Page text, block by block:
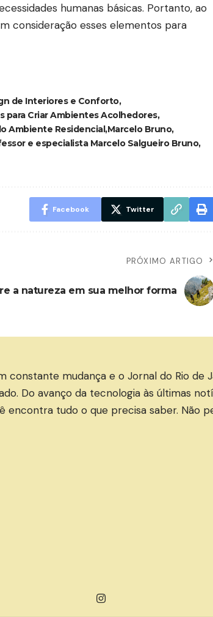
humanas básicas. Portanto, ao
consideração esses elementos para
de Interiores e Conforto
para Criar Ambientes Acolhedores
Ambiente ResidencialMarcelo Bruno
e especialista Marcelo Salgueiro Bruno
Facebook Twitter
PRÓXIMO ARTIGO
a natureza em sua melhor forma
constante mudança e o Jornal do Rio de
Do avanço da tecnologia às últimas
encontra tudo o que precisa saber. Não